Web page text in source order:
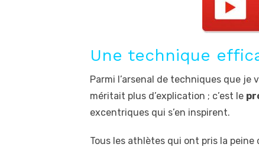
Une technique
Parmi l’arsenal de techniques que je
méritait plus d’explication ; c’est le
excentriques qui s’en inspirent.
Tous les athlètes qui ont pris la